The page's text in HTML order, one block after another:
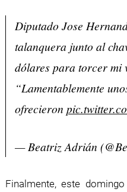
Diputado Jose
talanquera junto al
dólares para torcer mi
“Lamentablemente
ofrecieron
— Beatriz Adrián
Finalmente, este